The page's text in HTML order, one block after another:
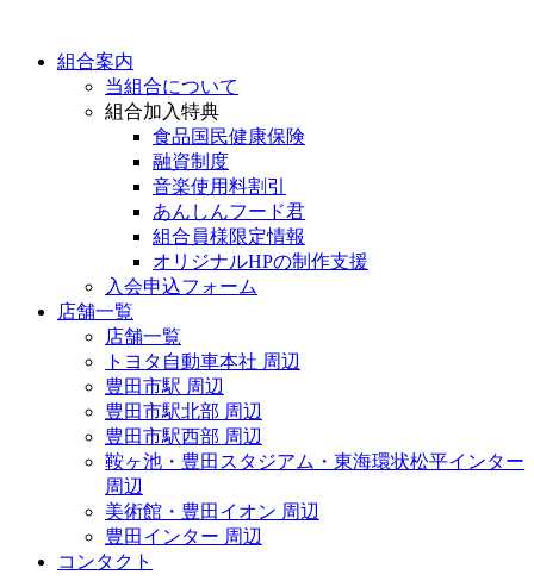
組合案内
当組合について
組合加入特典
食品国民健康保険
融資制度
音楽使用料割引
あんしんフード君
組合員様限定情報
オリジナルHPの制作支援
入会申込フォーム
店舗一覧
店舗一覧
トヨタ自動車本社 周辺
豊田市駅 周辺
豊田市駅北部 周辺
豊田市駅西部 周辺
鞍ヶ池・豊田スタジアム・東海環状松平インター
周辺
美術館・豊田イオン 周辺
豊田インター 周辺
コンタクト